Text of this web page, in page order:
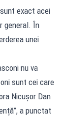
exact acei
general. În
unei
nu va
sunt cei care
Nicușor Dan
a punctat